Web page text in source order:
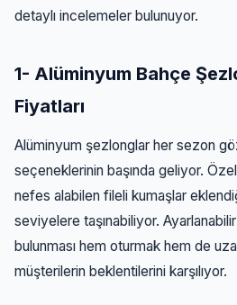
detaylı incelemeler bulunuyor.
1- Alüminyum Bahçe
Fiyatları
Alüminyum şezlonglar her sezon
seçeneklerinin başında geliyor.
nefes alabilen fileli kumaşlar
seviyelere taşınabiliyor.
bulunması hem oturmak hem de
müşterilerin beklentilerini karşılıyor.